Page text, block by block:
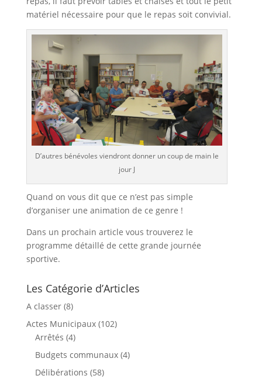
matériel nécessaire pour que le repas soit convivial.
D’autres bénévoles viendront donner un coup de main le
jour J
Quand on vous dit que ce n’est pas simple
d’organiser une animation de ce genre !
Dans un prochain article vous trouverez le
programme détaillé de cette grande journée
sportive.
Les Catégorie d’Articles
A classer(8)
Actes Municipaux(102)
Arrêtés (4)
Budgets communaux(4)
Délibérations (58)